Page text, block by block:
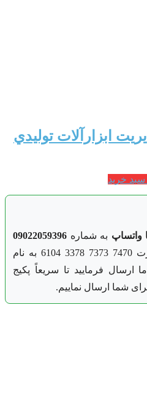
ابزارآلات توليدي
سبد خرید
واتساپ به شماره 09022059396
رسید پرداخت به شماره کارت 7470 7373 3378 6104 به نام
ارسال فرمایید تا سریعاً پکیج
شما ارسال نماییم.